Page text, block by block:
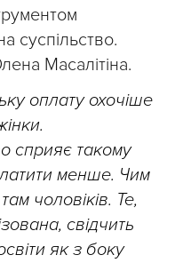
суспільство.
Масалітіна.
оплату охочіше
сприяє такому
менше. Чим
чоловіків. Те,
свідчить
як з боку